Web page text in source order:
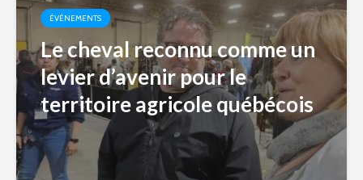
ÉVÉNEMENTS
Le cheval reconnu comme un
levier d’avenir pour le
territoire agricole québécois